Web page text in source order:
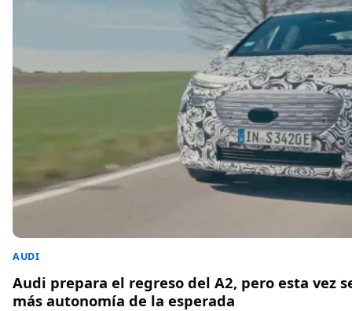
AUDI
Audi prepara el regreso del A2, pero esta vez
más autonomía de la esperada